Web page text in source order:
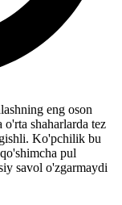
eng oson
shaharlarda tez
Ko'pchilik bu
pul
savol o'zgarmaydi